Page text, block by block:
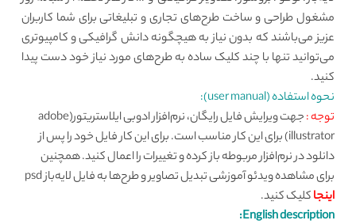
مشغول طراحی و ساخت طرح‌های تجاری و تبلیغاتی برای شما کاربران
عزیز می‌باشند که بدون نیاز به هیچگونه دانش گرافیکی و کامپیوتری
می‌توانید تنها با چند کلیک ساده به طرح‌های مورد نیاز خود دست پیدا
کنید.
نحوه استفاده (user manual):
توجه :
جهت ویرایش فایل‌ رایگان، نرم‌افزار ادوبی ایلاستریتور(adobe
illustrator) برای این کار مناسب است. برای این کار فایل خود را پس از
دانلود در نرم‌افزار مربوطه باز کرده و تغییرات را اعمال کنید. همچنین
برای مشاهده ویدئو آموزشی تبدیل تصاویر و طرح‌ها به فایل لایه‌باز psd
اینجاکلیک کنید.
English description: